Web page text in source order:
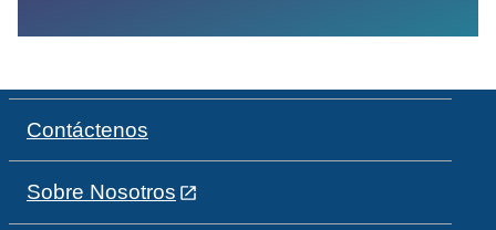
Contáctenos
Sobre Nosotros